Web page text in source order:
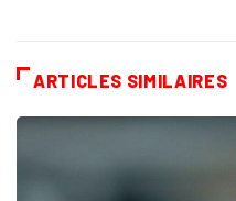
ARTICLES SIMILAIRES